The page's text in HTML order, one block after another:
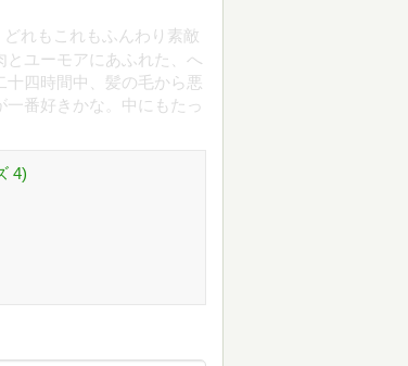
れもこれもふんわり素敵
ユーモアにあふれた、へ
四時間中、髪の毛から悪
番好きかな。中にもたっ
4)